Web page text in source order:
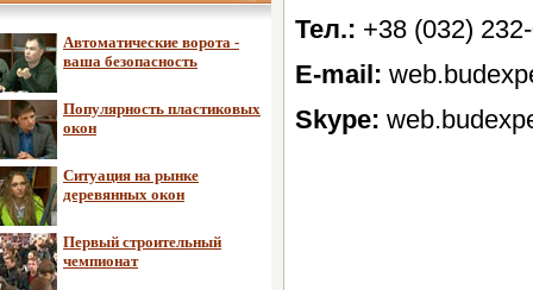
Автоматические ворота -
ваша безопасность
Популярность пластиковых
окон
Ситуация на рынке
деревянных окон
Первый строительный
чемпионат
Тел.: +38 (032)
E-mail:
Skype: